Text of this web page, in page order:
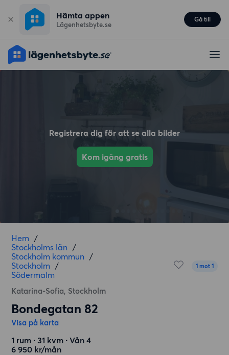
Hämta appen
Lägenhetsbyte.se
Gå till
Registrera dig för att se alla bilder
Kom igång gratis
Hem /
Stockholms län /
Stockholm kommun /
Stockholm /
Södermalm
Katarina-Sofia, Stockholm
1 mot 1
Bondegatan 82
Visa på karta
1 rum ∙ 31 kvm ∙ Vån 4
6 950 kr/mån